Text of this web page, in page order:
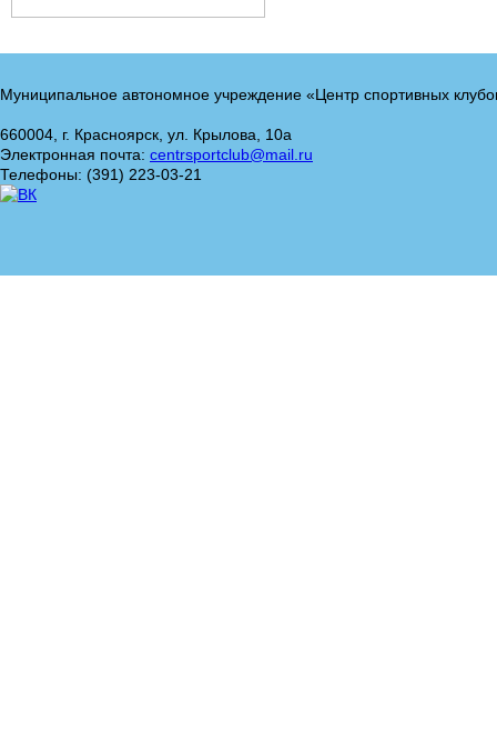
Муниципальное автономное учреждение «Центр спортивных
660004, г. Красноярск, ул. Крылова, 10а
Электронная почта: centrsportclub@mail.ru
Телефоны: (391) 223-03-21